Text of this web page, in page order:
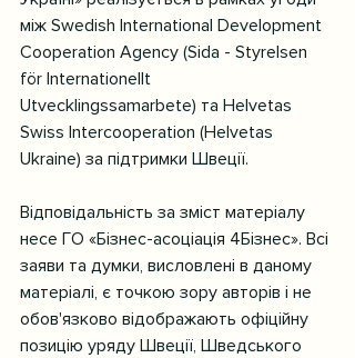
між Swedish International Development
Cooperation Agency (Sida - Styrelsen
för Internationellt
Utvecklingssamarbete) та Helvetas
Swiss Intercooperation (Helvetas
Ukraine) за підтримки Швеції.
Відповідальність за зміст матеріалу
несе ГО «Бізнес-асоціація 4Бізнес». Всі
заяви та думки, висловлені в даному
матеріалі, є точкою зору авторів і не
обов'язково відображають офіційну
позицію уряду Швеції, Шведського